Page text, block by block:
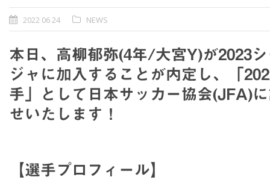
2022 06 24 NEWS
本日、高柳郁弥(4年/大宮Y)が2023
ジャに加入することが内定し、「
手」として日本サッカー協会(JFA)
せいたします！
【選手プロフィール】